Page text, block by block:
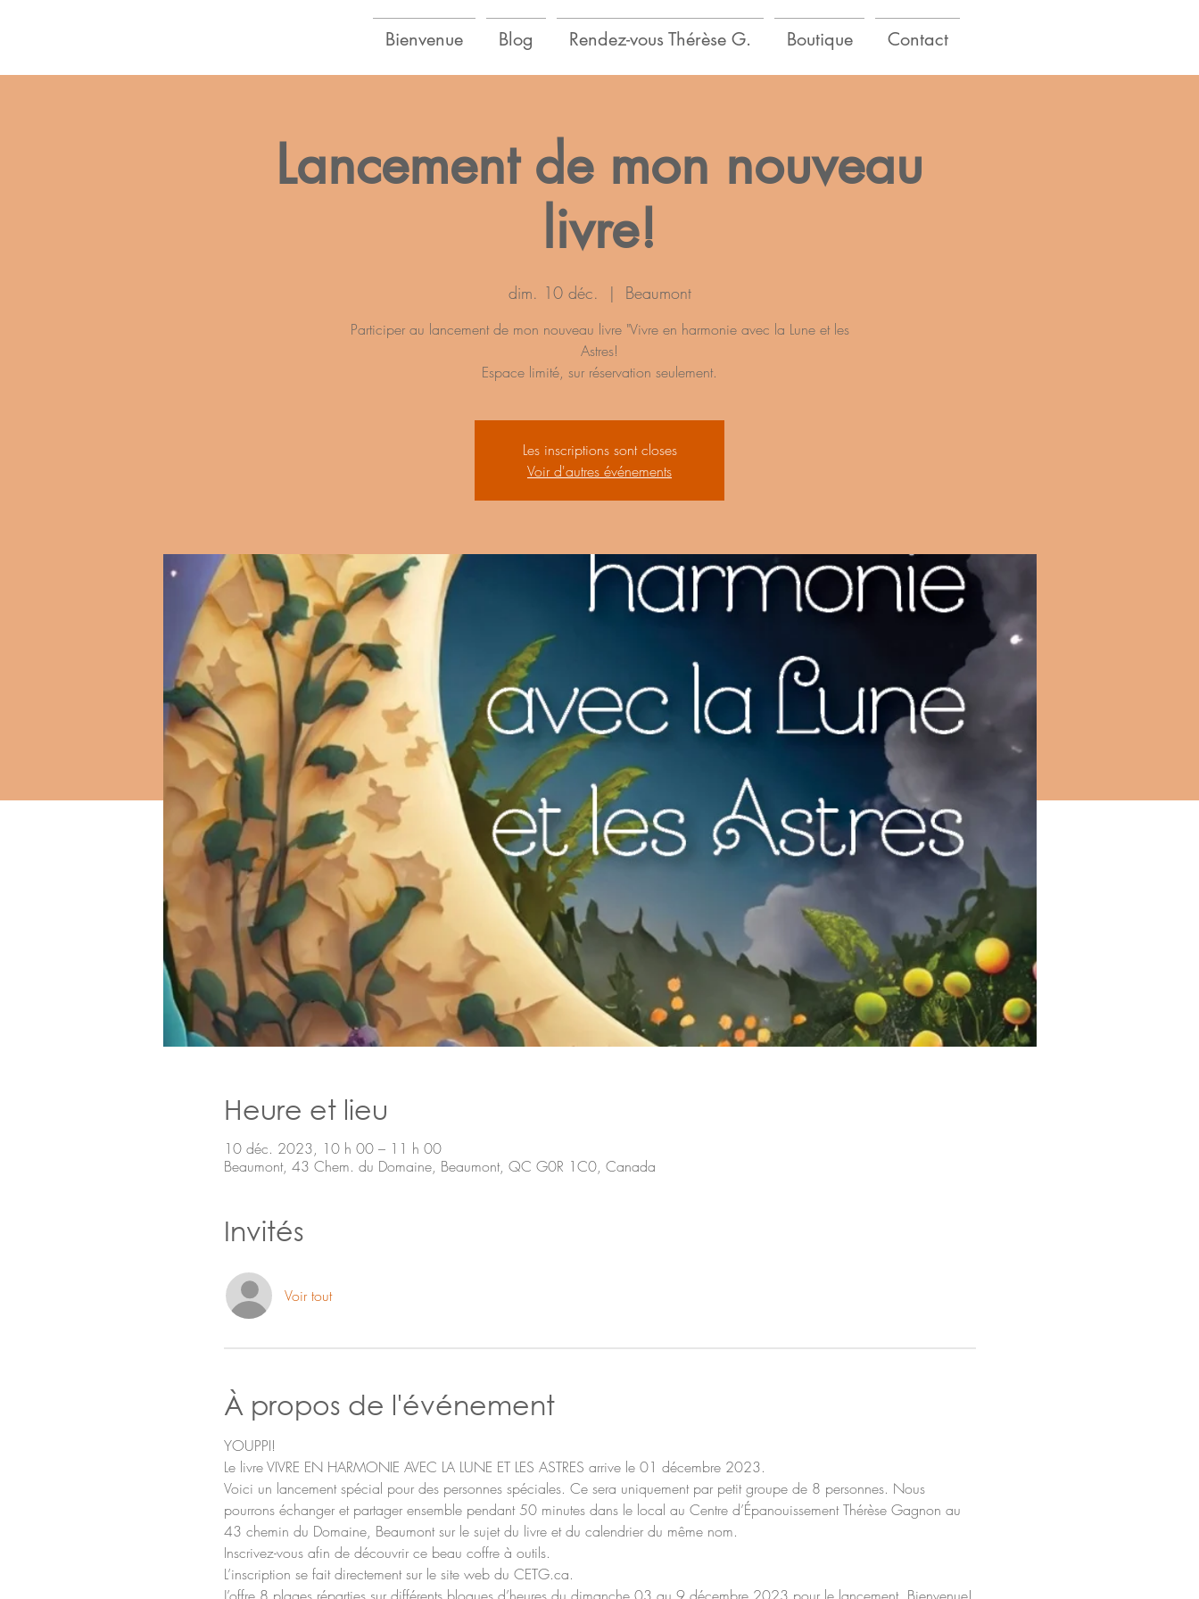
Bienvenue Blog Rendez-vous Thérèse G. Boutique Contact
Lancement de mon nouveau
livre!
dim. 10 déc.
  |
Beaumont
Participer au lancement de mon nouveau livre "Vivre en harmonie avec la Lune et les
Astres!
Espace limité, sur réservation seulement.
Les inscriptions sont closes
Voir d'autres événements
Heure et lieu
10 déc. 2023, 10 h 00 – 11 h 00
Beaumont, 43 Chem. du Domaine, Beaumont, QC G0R 1C0, Canada
Invités
Voir tout
À propos de l'événement
YOUPPI!
Le livre VIVRE EN HARMONIE AVEC LA LUNE ET LES ASTRES arrive le 01 décembre 2023.
Voici un lancement spécial pour des personnes spéciales. Ce sera uniquement par petit groupe de 8 personnes. Nous
pourrons échanger et partager ensemble pendant 50 minutes dans le local au Centre d’Épanouissement Thérèse Gagnon au
43 chemin du Domaine, Beaumont sur le sujet du livre et du calendrier du même nom.
Inscrivez-vous afin de découvrir ce beau coffre à outils.
L’inscription se fait directement sur le site web du CETG.ca.